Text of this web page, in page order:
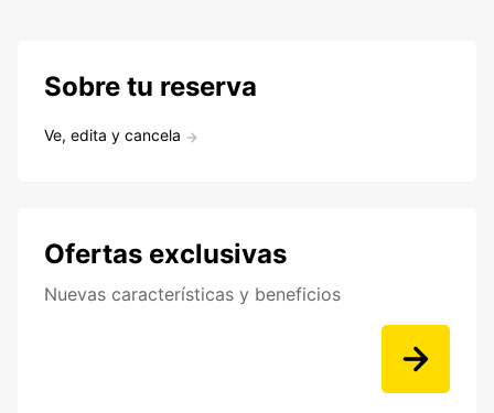
Sobre tu reserva
Ve, edita y cancela
Ofertas exclusivas
Nuevas características y beneficios